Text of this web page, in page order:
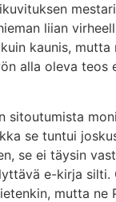
liian
kaunis,
alla oleva teos
sitoutumista
se tuntui
se ei täysin
e-kirja silti.
mutta ne